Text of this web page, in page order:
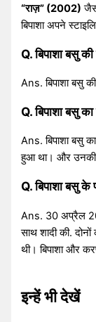
“राज़” (2002)
बिपाशा अपने
Q. बिपाशा बसु
Ans. बिपाशा बसु
Q. बिपाशा बसु
Ans. बिपाशा बसु
हुआ था। और उनकी
Q. बिपाशा बसु के
Ans. 30 अप्रैल
साथ शादी की.
थी। बिपाशा और
इन्हें भी देखें